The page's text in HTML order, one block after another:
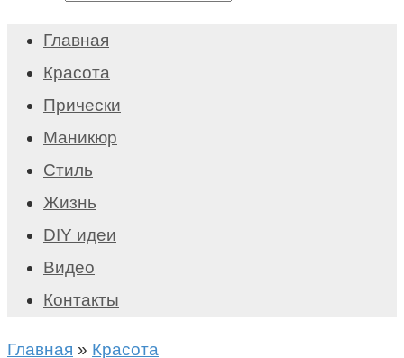
Главная
Красота
Прически
Маникюр
Стиль
Жизнь
DIY идеи
Видео
Контакты
Главная » Красота